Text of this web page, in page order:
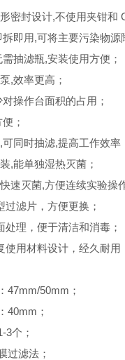
密封设计,不使用夹钳和
即用,可将主要污染物源
抽滤瓶,安装使用方便；
,效率更高；
操作台面积的占用；
；
同时抽滤,提高工作效
,能单独湿热灭菌；
速灭菌,方便连续实验操
过滤片，方便更换；
处理，便于清洁和消毒；
使用材料设计，经久耐用
47mm/50mm；
40mm；
3个；
过滤法；